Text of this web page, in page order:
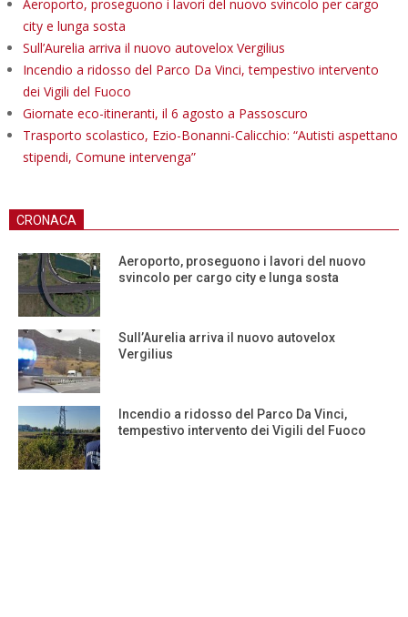
Aeroporto, proseguono i lavori del nuovo svincolo per cargo
city e lunga sosta
Sull’Aurelia arriva il nuovo autovelox Vergilius
Incendio a ridosso del Parco Da Vinci, tempestivo intervento
dei Vigili del Fuoco
Giornate eco-itineranti, il 6 agosto a Passoscuro
Trasporto scolastico, Ezio-Bonanni-Calicchio: “Autisti aspettano
stipendi, Comune intervenga”
CRONACA
Aeroporto, proseguono i lavori del nuovo
svincolo per cargo city e lunga sosta
Sull’Aurelia arriva il nuovo autovelox
Vergilius
Incendio a ridosso del Parco Da Vinci,
tempestivo intervento dei Vigili del Fuoco